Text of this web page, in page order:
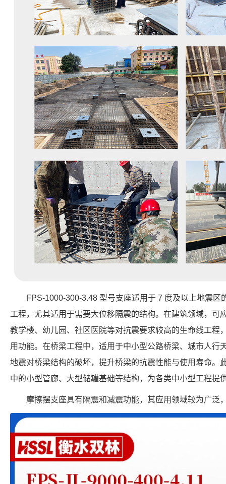
FPS-1000-300-3.48 型号支座适用于 7 度及以上地震区
工程，尤其适用于需要大位移隔震的结构。在建筑领域，可
教学楼、幼儿园、社区医院等对抗震要求较高的生命线工程
用功能。在桥梁工程中，适用于中小型公路桥梁、城市人行
地震对桥梁结构的破坏，提升桥梁的抗震性能与使用寿命。
中的小型管廊、大型储罐基础等结构，为各类中小型工程提
摩擦摆支座具有隔震和减震功能，其应用领域较为广泛